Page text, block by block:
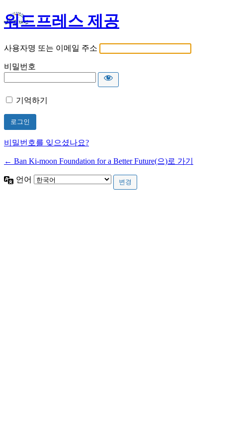
워드프레스 제공
사용자명 또는 이메일 주소
비밀번호
기억하기
비밀번호를 잊으셨나요?
← Ban Ki-moon Foundation for a Better Future(으)로 가기
언어